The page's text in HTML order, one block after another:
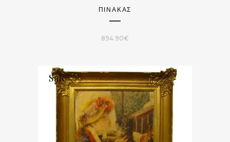
ΠΊΝΑΚΑΣ
894.90€
Sale